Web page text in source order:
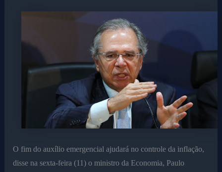
O fim do auxílio emergencial ajudará no controle da inflação,
disse na sexta-feira (11) o ministro da Economia, Paulo